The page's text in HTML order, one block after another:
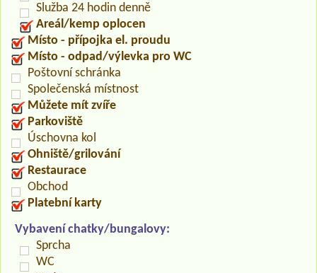
Služba 24 hodin denně
Areál/kemp oplocen
Místo - přípojka el. proudu
Místo - odpad/výlevka pro WC
Poštovní schránka
Společenská místnost
Můžete mít zvíře
Parkoviště
Úschovna kol
Ohniště/grilování
Restaurace
Obchod
Platební karty
Vybavení chatky/bungalovy:
Sprcha
WC